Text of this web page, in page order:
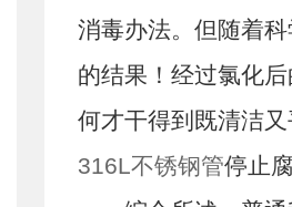
消毒办法。但随着
的结果！经过氯化
何才干得到既清洁
316L不锈钢管停止